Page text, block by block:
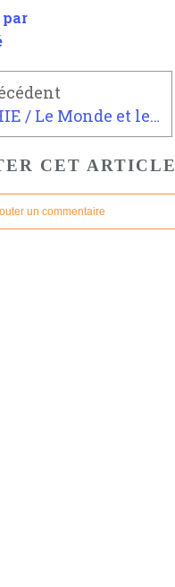
PHILOSOPHIE / Le Monde et les gilets jaunes
CET ARTICLE
un commentaire